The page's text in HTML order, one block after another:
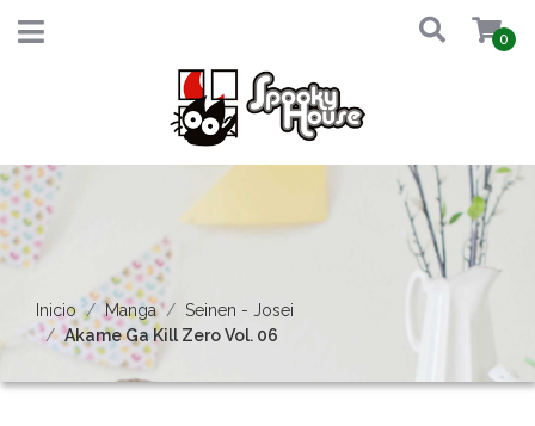
0
Inicio Manga
Seinen - Josei
Akame Ga Kill Zero Vol. 06